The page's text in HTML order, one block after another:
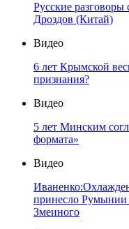
Русские
Дроздов (Китай)
Видео
6 лет Крымской
признания?
Видео
5 лет Минским
формата»
Видео
принесло Румынии
Змеиного